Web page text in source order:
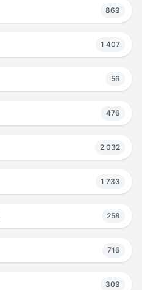
869
1 407
56
476
2 032
1 733
258
716
309